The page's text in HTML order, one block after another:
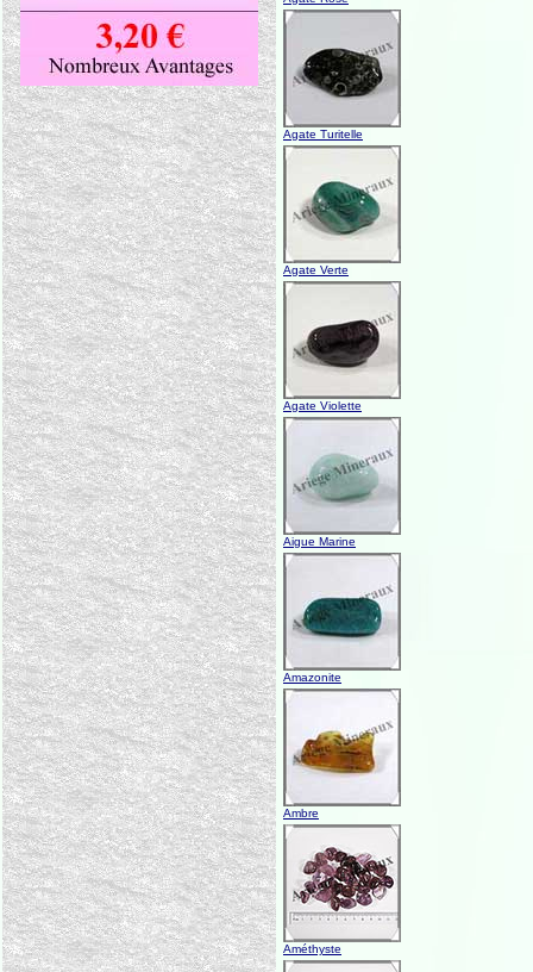
Agate Turitelle
Agate Verte
Agate Violette
Aigue Marine
Amazonite
Ambre
Améthyste